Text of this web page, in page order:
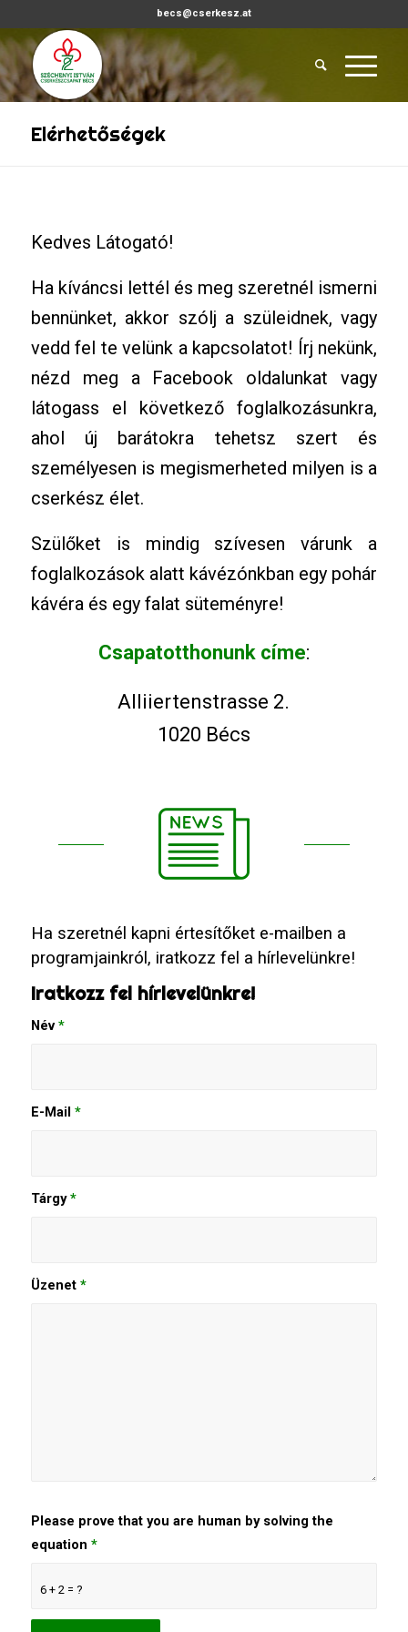
becs@cserkesz.at
Elérhetőségek
Kedves Látogató!
Ha kíváncsi lettél és meg szeretnél ismerni
bennünket, akkor szólj a szüleidnek, vagy
vedd fel te velünk a kapcsolatot! Írj nekünk,
nézd meg a Facebook oldalunkat vagy
látogass el következő foglalkozásunkra,
ahol új barátokra tehetsz szert és
személyesen is megismerheted milyen is a
cserkész élet.
Szülőket is mindig szívesen várunk a
foglalkozások alatt kávézónkban egy pohár
kávéra és egy falat süteményre!
Csapatotthonunk címe:
Alliiertenstrasse 2.
1020 Bécs
Ha szeretnél kapni értesítőket e-mailben a
programjainkról, iratkozz fel a hírlevelünkre!
Iratkozz fel hírlevelünkre!
Név*
E-Mail *
Tárgy*
Üzenet *
6 + 2 = ?
Please prove that you are human by solving the
equation *